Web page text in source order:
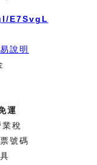
E7SvgL
說明
運
稅
號碼